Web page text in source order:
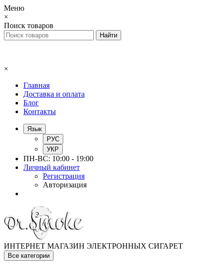
Меню
×
Поиск товаров
×
Главная
Доставка и оплата
Блог
Контакты
Язык
РУС
УКР
ПН-ВС: 10:00 - 19:00
Личный кабинет
Регистрация
Авторизация
ИНТЕРНЕТ МАГАЗИН ЭЛЕКТРОННЫХ СИГАРЕТ
Все категории